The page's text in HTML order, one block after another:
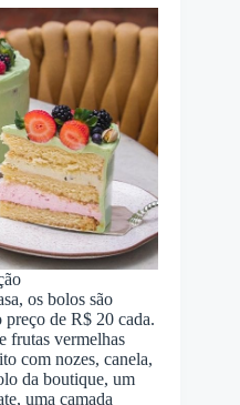
os bolos são
preço de R$ 20 cada.
frutas vermelhas
com nozes, canela,
da boutique, um
uma camada